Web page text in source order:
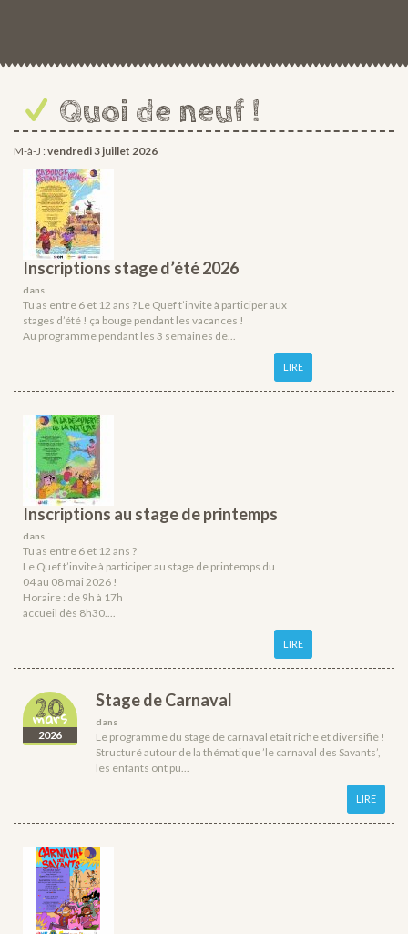
Quoi de neuf !
M-à-J : vendredi 3 juillet 2026
Inscriptions stage d’été 2026
dans
Tu as entre 6 et 12 ans ? Le Quef t’invite à participer aux
stages d’été ! ça bouge pendant les vacances !
Au programme pendant les 3 semaines de...
LIRE
Inscriptions au stage de printemps
dans
Tu as entre 6 et 12 ans ?
Le Quef t’invite à participer au stage de printemps du
04 au 08 mai 2026 !
Horaire : de 9h à 17h
accueil dès 8h30....
LIRE
20
mars
2026
Stage de Carnaval
dans
Le programme du stage de carnaval était riche et diversifié !
Structuré autour de la thématique ’le carnaval des Savants’,
les enfants ont pu...
LIRE